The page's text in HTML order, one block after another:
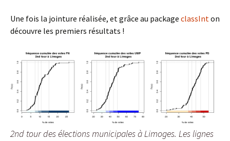
Une fois la jointure réalisée, et grâce au package classInton
découvre les premiers résultats !
2nd tour des élections municipales à Limoges. Les lignes